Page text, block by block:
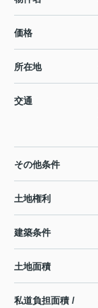
価格
所在地
交通
その他条件
土地権利
建築条件
土地面積
私道負担面積 /